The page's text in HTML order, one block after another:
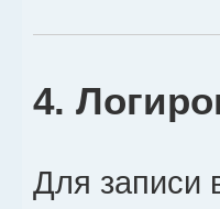
4.
Для записи